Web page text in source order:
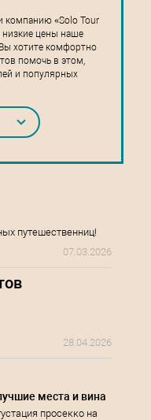
компанию «Solo Tour
низкие цены наше
хотите комфортно
помочь в этом,
и популярных
путешественниц!
07.03.2026
28.04.2026
места и вина
просекко на